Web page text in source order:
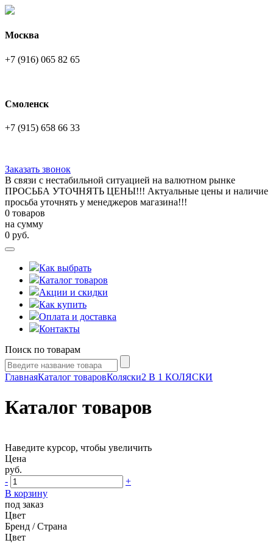
Москва
+7 (916) 065 82 65
Смоленск
+7 (915) 658 66 33
Заказать звонок
В связи с нестабильной ситуацией на валютном рынке
ПРОСЬБА УТОЧНЯТЬ ЦЕНЫ!!! Актуальные цены и наличие
просьба уточнять у менеджеров магазина!!!
0 товаров
на сумму
0 руб.
Как выбрать
Каталог товаров
Акции и скидки
Как купить
Оплата и доставка
Контакты
Поиск по товарам
ГлавнаяКаталог товаровКоляски2 В 1 КОЛЯСКИ
Каталог товаров
Наведите курсор, чтобы увеличить
Цена
руб.
-
+
В корзину
под заказ
Цвет
Бренд / Страна
Цвет